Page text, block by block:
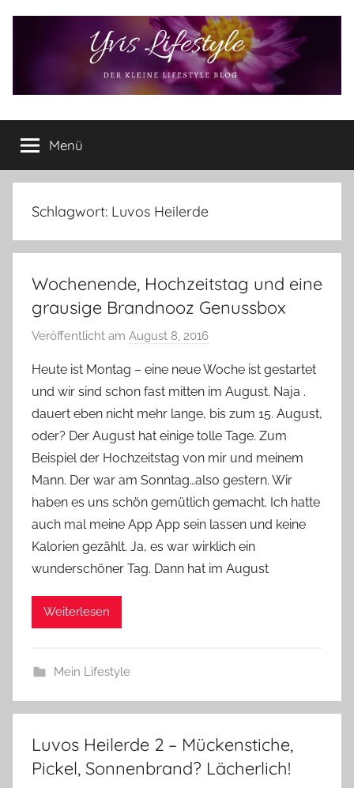
Yvis
Lifestyle
Lifestyle
Blog
–
Lifestyle,
Produkttests
vieles
Menü
Schlagwort: Luvos Heilerde
Wochenende, Hochzeitstag und eine
grausige Brandnooz Genussbox
Veröffentlicht am August 8, 2016
n
Y
v
o
n
n
e
Heute ist Montag – eine neue Woche ist gestartet
und wir sind schon fast mitten im August. Naja .
dauert eben nicht mehr lange, bis zum 15. August,
oder? Der August hat einige tolle Tage. Zum
Beispiel der Hochzeitstag von mir und meinem
Mann. Der war am Sonntag…also gestern. Wir
haben es uns schön gemütlich gemacht. Ich hatte
auch mal meine App App sein lassen und keine
Kalorien gezählt. Ja, es war wirklich ein
wunderschöner Tag. Dann hat im August
Weiterlesen
Mein Lifestyle
Luvos Heilerde 2 – Mückenstiche,
Pickel, Sonnenbrand? Lächerlich!